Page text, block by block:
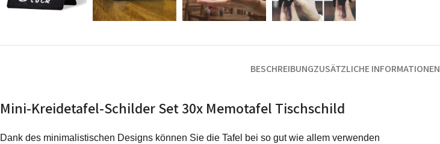
BESCHREIBUNGZUSÄTZLICHE INFORMATIONEN
Mini-Kreidetafel-Schilder Set 30x Memotafel Tischschild
Dank des minimalistischen Designs können Sie die Tafel bei so gut wie allem verwenden